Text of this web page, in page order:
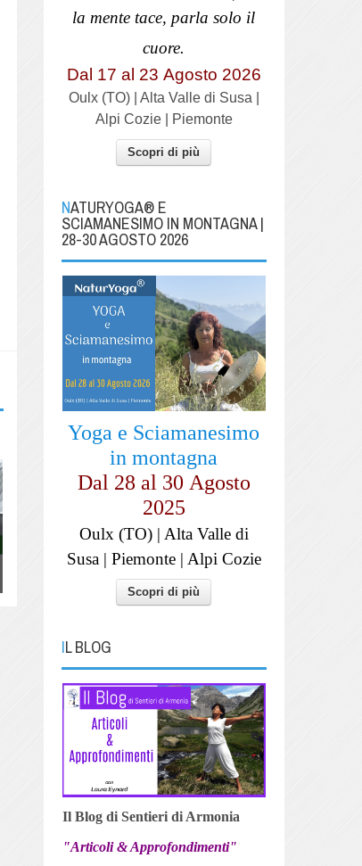
YOGA "La danza della Vita"
Lo Yoga non è qualcosa da fare, è un
modo di essere, di vivere la propria vita,
la mente tace, parla solo il
cuore.
Dal 17 al 23 Agosto 2026
Oulx (TO) | Alta Valle di Susa |
Alpi Cozie | Piemonte
Scopri di più
NATURYOGA® E
SCIAMANESIMO IN MONTAGNA |
28-30 AGOSTO 2026
Yoga e Sciamanesimo
in montagna
Dal 28 al 30 Agosto
2025
Oulx (TO) | Alta Valle di
Susa | Piemonte | Alpi Cozie
Scopri di più
IL BLOG
Il Blog di Sentieri di Armonia
"Articoli & Approfondimenti"